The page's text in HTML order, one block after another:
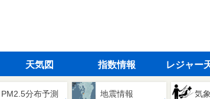
天気図 指数情報 レジャー
PM2.5分布予測 地震情報 気